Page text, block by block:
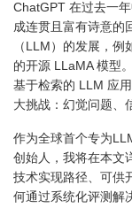
ChatGPT 在过去一
成连贯且富有诗意的
（LLM）的发展，
的开源 LLaMA 模型
基于检索的 LLM 应
大挑战：幻觉问题、
作为全球首个专为
创始人，我将在本文
技术实现路径、可供
何通过系统化评测解